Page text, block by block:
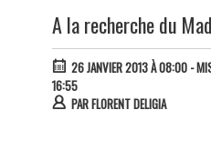
A la recherche du
26 JANVIER 2013 À 08:00-
16:55
PARFLORENT DELIGIA